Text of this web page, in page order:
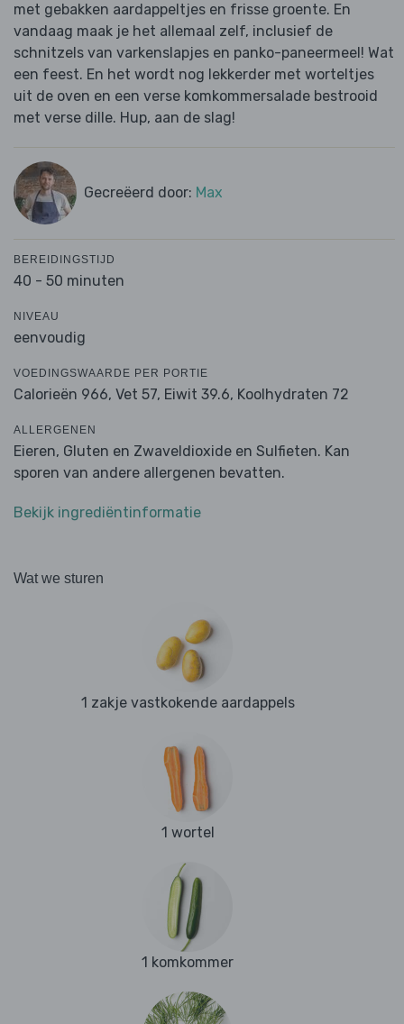
met gebakken aardappeltjes en frisse groente. En
vandaag maak je het allemaal zelf, inclusief de
schnitzels van varkenslapjes en panko-paneermeel! Wat
een feest. En het wordt nog lekkerder met worteltjes
uit de oven en een verse komkommersalade bestrooid
met verse dille. Hup, aan de slag!
Gecreëerd door: Max
BEREIDINGSTIJD
40 - 50 minuten
NIVEAU
eenvoudig
VOEDINGSWAARDE PER PORTIE
Calorieën 966, Vet 57, Eiwit 39.6, Koolhydraten 72
ALLERGENEN
Eieren, Gluten en Zwaveldioxide en Sulfieten. Kan
sporen van andere allergenen bevatten.
Bekijk ingrediëntinformatie
Wat we sturen
1 zakje vastkokende aardappels
1 wortel
1 komkommer